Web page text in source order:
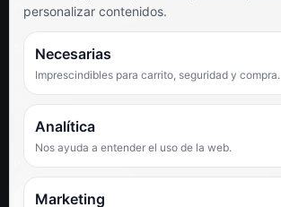
Preguntas frecuentes
SÍGUENOS
Facebook
TikTok
PUNTUACIÓN DE 4,6 SOBRE 5 EN GOOGLE
personalizar contenidos.
Necesarias
Imprescindibles para carrito, seguridad y compra.
Analítica
Nos ayuda a entender el uso de la web.
Marketing